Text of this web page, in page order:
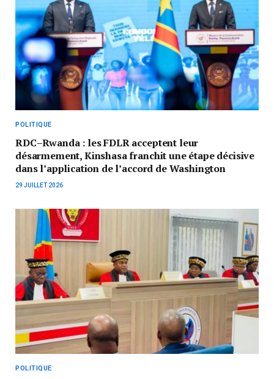
POLITIQUE
RDC–Rwanda : les FDLR acceptent leur
désarmement, Kinshasa franchit une étape décisive
dans l’application de l’accord de Washington
29 JUILLET 2026
POLITIQUE